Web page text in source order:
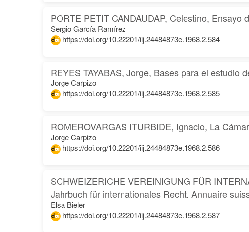
PORTE PETIT CANDAUDAP, Celestino, Ensayo
Sergio García Ramírez
https://doi.org/10.22201/iij.24484873e.1968.2.584
REYES TAYABAS, Jorge, Bases para el estudio
Jorge Carpizo
https://doi.org/10.22201/iij.24484873e.1968.2.585
ROMEROVARGAS ITURBIDE, Ignacio, La
Jorge Carpizo
https://doi.org/10.22201/iij.24484873e.1968.2.586
SCHWEIZERICHE VEREINIGUNG FÜR
Jahrbuch für internationales Recht. Annuaire
Elsa Bieler
https://doi.org/10.22201/iij.24484873e.1968.2.587